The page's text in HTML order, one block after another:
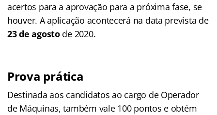
acertos para a aprovação para a próxima fase, se
houver. A aplicação acontecerá na data prevista de
23 de agostode 2020.
Prova prática
Destinada aos candidatos ao cargo de Operador
de Máquinas, também vale 100 pontos e obtém